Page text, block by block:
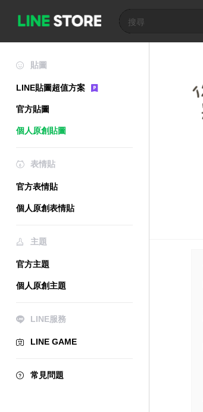
貼圖
LINE貼圖超值方案
官方貼圖
個人原創貼圖
表情貼
官方表情貼
個人原創表情貼
主題
官方主題
個人原創主題
LINE服務
LINE GAME
常見問題